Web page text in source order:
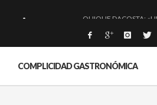
QUIQUE DACOSTA:
EL BARUCO DE ANERO:
MONTIA: ESENCIAL
COMPLICIDAD GASTRONÓMICA